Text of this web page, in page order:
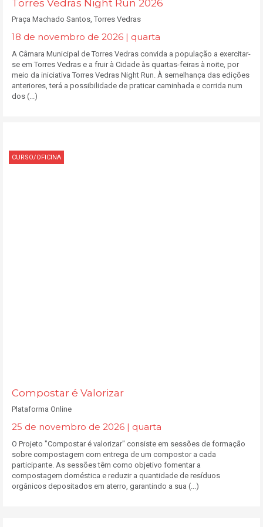
Torres Vedras Night Run 2026
Praça Machado Santos, Torres Vedras
18 de novembro de 2026 | quarta
A Câmara Municipal de Torres Vedras convida a população a exercitar-
se em Torres Vedras e a fruir à Cidade às quartas-feiras à noite, por
meio da iniciativa Torres Vedras Night Run. À semelhança das edições
anteriores, terá a possibilidade de praticar caminhada e corrida num
dos (...)
CURSO/OFICINA
Compostar é Valorizar
Plataforma Online
25 de novembro de 2026 | quarta
O Projeto "Compostar é valorizar" consiste em sessões de formação
sobre compostagem com entrega de um compostor a cada
participante. As sessões têm como objetivo fomentar a
compostagem doméstica e reduzir a quantidade de resíduos
orgânicos depositados em aterro, garantindo a sua (...)